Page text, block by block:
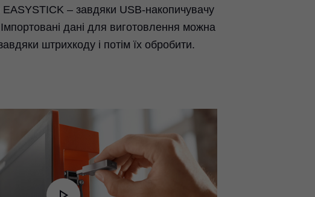
EASYSTICK – завдяки USB-накопичувачу
дані для виготовлення можна
штрихкоду і потім їх обробити.